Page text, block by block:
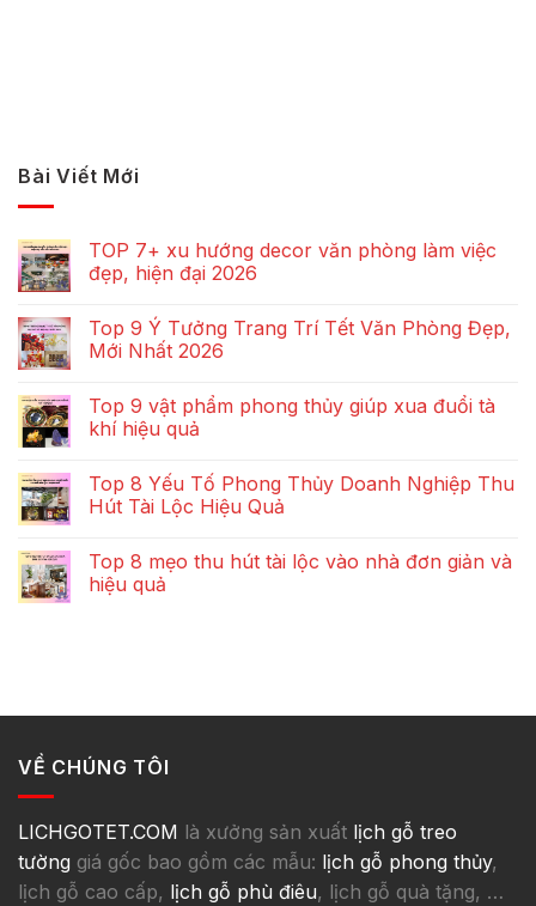
Bài Viết Mới
TOP 7+ xu hướng decor văn phòng làm việc
đẹp, hiện đại 2026
Top 9 Ý Tưởng Trang Trí Tết Văn Phòng Đẹp,
Mới Nhất 2026
Top 9 vật phẩm phong thủy giúp xua đuổi tà
khí hiệu quả
Top 8 Yếu Tố Phong Thủy Doanh Nghiệp Thu
Hút Tài Lộc Hiệu Quả
Top 8 mẹo thu hút tài lộc vào nhà đơn giản và
hiệu quả
VỀ CHÚNG TÔI
LICHGOTET.COM là xưởng sản xuất lịch gỗ treo
tường giá gốc bao gồm các mẫu: lịch gỗ phong thủy,
lịch gỗ cao cấp, lịch gỗ phù điêu, lịch gỗ quà tặng, …